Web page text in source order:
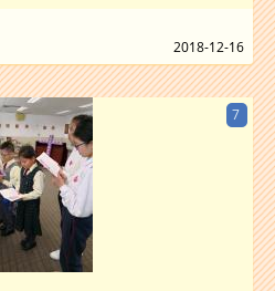
2018-12-16
7